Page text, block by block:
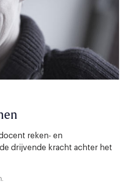
reken- en
drijvende kracht achter het